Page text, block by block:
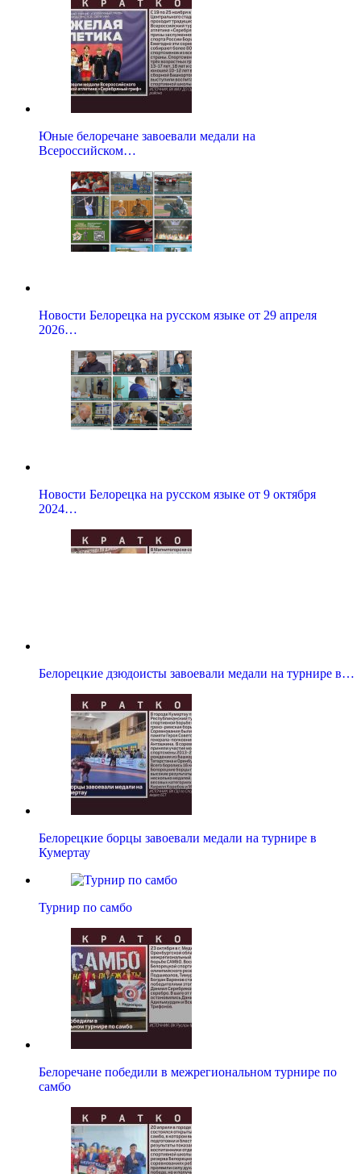
Юные белоречане завоевали медали на
Всероссийском…
Новости Белорецка на русском языке от 29 апреля
2026…
Новости Белорецка на русском языке от 9 октября
2024…
Белорецкие дзюдоисты завоевали медали на турнире в…
Белорецкие борцы завоевали медали на турнире в
Кумертау
Турнир по самбо
Белоречане победили в межрегиональном турнире по
самбо